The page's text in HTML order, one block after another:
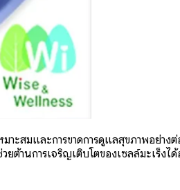
าะสมและการขาดการดูแลสุขภาพอย่า
านการเจริญเติบโตของเซลล์มะเร็งไ